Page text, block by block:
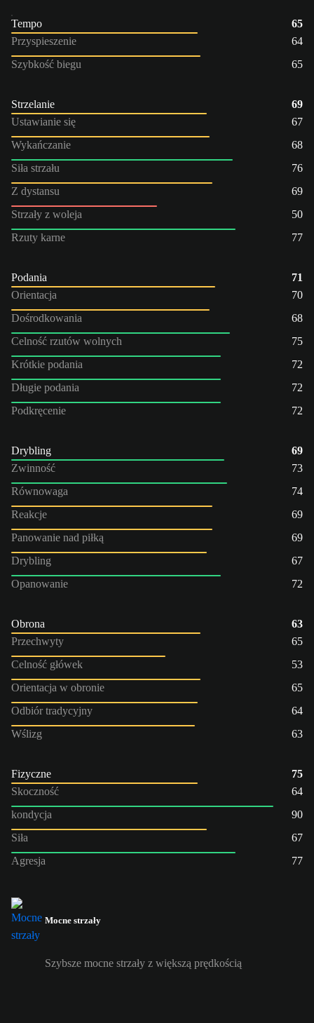
Tempo
65
Przyspieszenie
64
Szybkość biegu
65
Strzelanie
69
Ustawianie się
67
Wykańczanie
68
Siła strzału
76
Z dystansu
69
Strzały z woleja
50
Rzuty karne
77
Podania
71
Orientacja
70
Dośrodkowania
68
Celność rzutów wolnych
75
Krótkie podania
72
Długie podania
72
Podkręcenie
72
Drybling
69
Zwinność
73
Równowaga
74
Reakcje
69
Panowanie nad piłką
69
Drybling
67
Opanowanie
72
Obrona
63
Przechwyty
65
Celność główek
53
Orientacja w obronie
65
Odbiór tradycyjny
64
Wślizg
63
Fizyczne
75
Skoczność
64
kondycja
90
Siła
67
Agresja
77
Mocne strzały
Szybsze mocne strzały z większą prędkością